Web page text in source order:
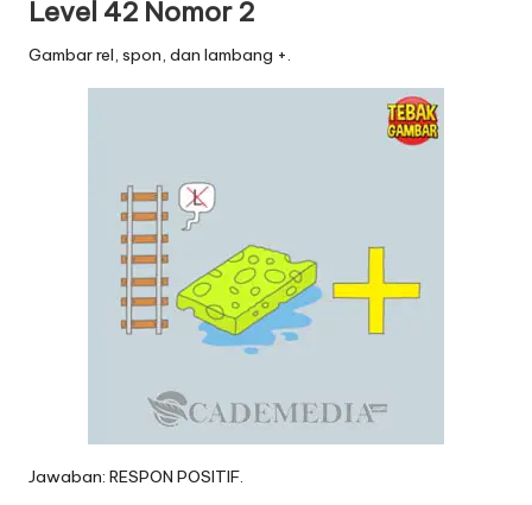
Level 42 Nomor 2
Gambar rel, spon, dan lambang +.
Jawaban: RESPON POSITIF.